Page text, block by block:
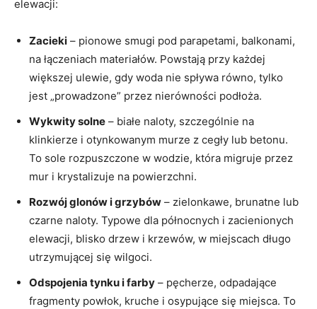
elewacji:
Zacieki – pionowe smugi pod parapetami, balkonami,
na łączeniach materiałów. Powstają przy każdej
większej ulewie, gdy woda nie spływa równo, tylko
jest „prowadzone” przez nierówności podłoża.
Wykwity solne – białe naloty, szczególnie na
klinkierze i otynkowanym murze z cegły lub betonu.
To sole rozpuszczone w wodzie, która migruje przez
mur i krystalizuje na powierzchni.
Rozwój glonów i grzybów – zielonkawe, brunatne lub
czarne naloty. Typowe dla północnych i zacienionych
elewacji, blisko drzew i krzewów, w miejscach długo
utrzymującej się wilgoci.
Odspojenia tynku i farby – pęcherze, odpadające
fragmenty powłok, kruche i osypujące się miejsca. To